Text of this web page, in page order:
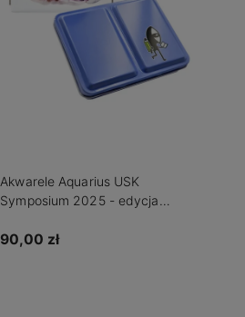
Akwarele Aquarius USK
Symposium 2025 - edycja
90,00 zł